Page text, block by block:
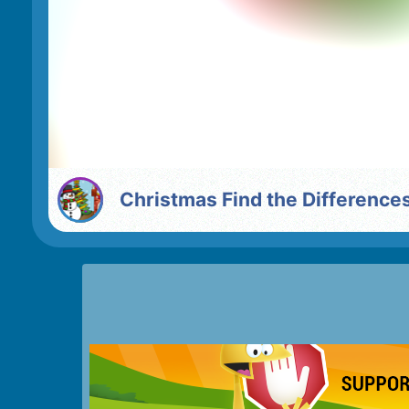
Christmas Find the